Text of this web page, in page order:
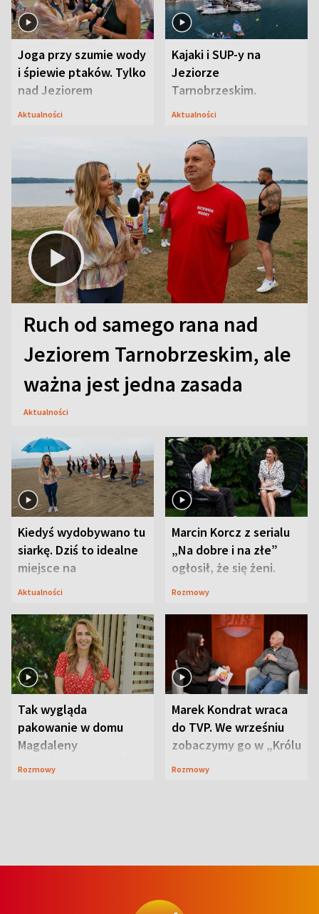
Joga przy szumie wody
i śpiewie ptaków. Tylko
nad Jeziorem
Tarnobrzeskim
Aktualności
Kajaki i SUP-y na
Jeziorze
Tarnobrzeskim.
Przyrodnicy zwracają
Aktualności
Ruch od samego rana nad
Jeziorem Tarnobrzeskim, ale
ważna jest jedna zasada
Aktualności
Kiedyś wydobywano tu
siarkę. Dziś to idealne
miejsce na
wypoczynek
Aktualności
Marcin Korcz z serialu
„Na dobre i na złe”
ogłosił, że się żeni.
Zdradził, co zmienił
Rozmowy
Tak wygląda
pakowanie w domu
Magdaleny
Waligórskiej-Lisieckiej.
Rozmowy
Marek Kondrat wraca
do TVP. We wrześniu
zobaczymy go w „Królu
Maciusiu I”
Rozmowy